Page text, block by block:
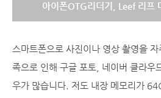
아이폰OTG리더기, Leef 리프
스마트폰으로 사진이나 영상 촬영을
족으로 인해 구글 포토, 네이버 클라우
우가 많습니다. 저도 내장 메모리가